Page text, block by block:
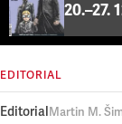
20.–27.
EDITORIAL
Editorial Martin M.